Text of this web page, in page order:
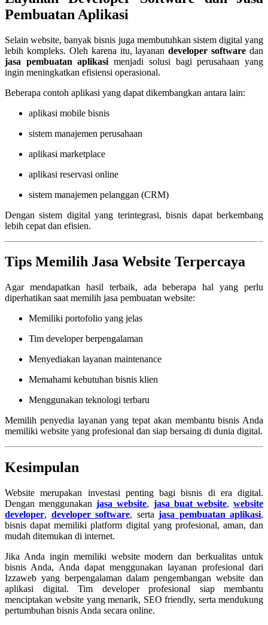
Pembuatan Aplikasi
Selain website, banyak bisnis juga membutuhkan sistem digital yang
lebih kompleks. Oleh karena itu, layanandeveloper software dan
jasa pembuatan aplikasi menjadi solusi bagi perusahaan yang
ingin meningkatkan efisiensi operasional.
Beberapa contoh aplikasi yang dapat dikembangkan antara lain:
aplikasi mobile bisnis
sistem manajemen perusahaan
aplikasi marketplace
aplikasi reservasi online
sistem manajemen pelanggan (CRM)
Dengan sistem digital yang terintegrasi, bisnis dapat berkembang
lebih cepat dan efisien.
Tips Memilih Jasa Website Terpercaya
Agar mendapatkan hasil terbaik, ada beberapa hal yang perlu
diperhatikan saat memilih jasa pembuatan website:
Memiliki portofolio yang jelas
Tim developer berpengalaman
Menyediakan layanan maintenance
Memahami kebutuhan bisnis klien
Menggunakan teknologi terbaru
Memilih penyedia layanan yang tepat akan membantu bisnis Anda
memiliki website yang profesional dan siap bersaing di dunia digital.
Kesimpulan
Website merupakan investasi penting bagi bisnis di era digital.
Dengan menggunakanjasa website, jasa buat website,website
developer, developer software, serta jasa pembuatan aplikasi,
bisnis dapat memiliki platform digital yang profesional, aman, dan
mudah ditemukan di internet.
Jika Anda ingin memiliki website modern dan berkualitas untuk
bisnis Anda, Anda dapat menggunakan layanan profesional dari
Izzaweb yang berpengalaman dalam pengembangan website dan
aplikasi digital. Tim developer profesional siap membantu
menciptakan website yang menarik, SEO friendly, serta mendukung
pertumbuhan bisnis Anda secara online.